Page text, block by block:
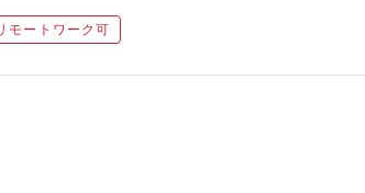
モートワーク可